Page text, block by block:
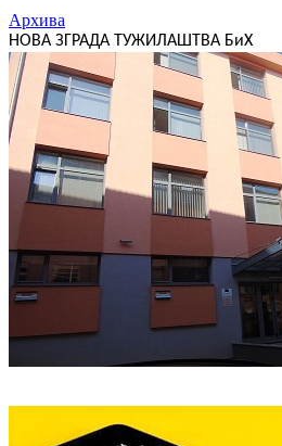
Архива
НОВА ЗГРАДА ТУЖИЛАШТВА БиХ